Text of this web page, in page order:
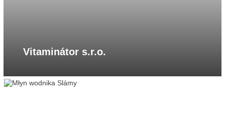
Vitaminátor s.r.o.